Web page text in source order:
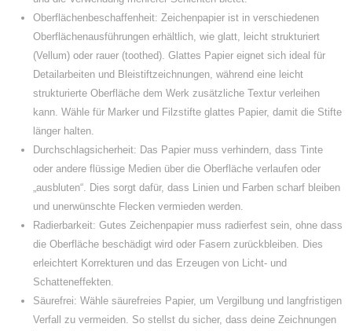
Oberflächenbeschaffenheit: Zeichenpapier ist in verschiedenen
Oberflächenausführungen erhältlich, wie glatt, leicht strukturiert
(Vellum) oder rauer (toothed). Glattes Papier eignet sich ideal für
Detailarbeiten und Bleistiftzeichnungen, während eine leicht
strukturierte Oberfläche dem Werk zusätzliche Textur verleihen
kann. Wähle für Marker und Filzstifte glattes Papier, damit die Stifte
länger halten.
Durchschlagsicherheit: Das Papier muss verhindern, dass Tinte
oder andere flüssige Medien über die Oberfläche verlaufen oder
„ausbluten“. Dies sorgt dafür, dass Linien und Farben scharf bleiben
und unerwünschte Flecken vermieden werden.
Radierbarkeit: Gutes Zeichenpapier muss radierfest sein, ohne dass
die Oberfläche beschädigt wird oder Fasern zurückbleiben. Dies
erleichtert Korrekturen und das Erzeugen von Licht- und
Schatteneffekten.
Säurefrei: Wähle säurefreies Papier, um Vergilbung und langfristigen
Verfall zu vermeiden. So stellst du sicher, dass deine Zeichnungen